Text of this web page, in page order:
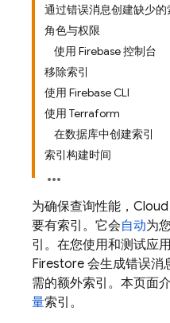
通过错误消息创建缺少的
角色与权限
使用 Firebase 控制台
移除索引
使用 Firebase CLI
使用 Terraform
在数据库中创建索引
索引构建时间
为确保查询性能，
要有索引。它会自动为
引。在您使用和测试应
Firestore 会生成错误消
需的额外索引。本页面
量索引。